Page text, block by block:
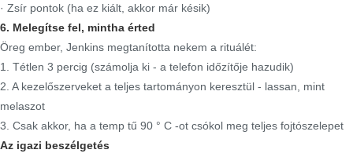
· Zsír pontok (ha ez kiált, akkor már késik)
6. Melegítse fel, mintha érted
Öreg ember, Jenkins megtanította nekem a rituálét:
1. Tétlen 3 percig (számolja ki - a telefon időzítője hazudik)
2. A kezelőszerveket a teljes tartományon keresztül - lassan, mint
melaszot
3. Csak akkor, ha a temp tű 90 ° C -ot csókol meg teljes fojtószelepet
Az igazi beszélgetés